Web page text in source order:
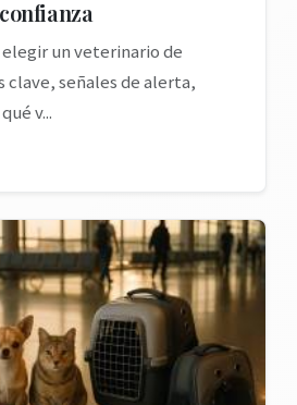
un veterinario de
clave, señales de alerta,
v...